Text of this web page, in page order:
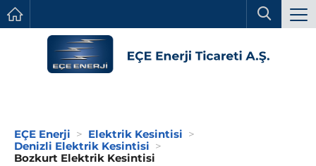
EÇE Enerji
Elektrik Kesintisi
Denizli Elektrik Kesintisi
Bozkurt Elektrik Kesintisi